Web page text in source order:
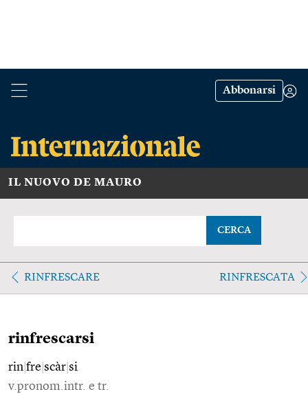
Abbonarsi
IL NUOVO DE MAURO
CERCA
RINFRESCARE RINFRESCATA
rinfrescarsi
rin fre scàr si
v.pronom.intr. e tr.